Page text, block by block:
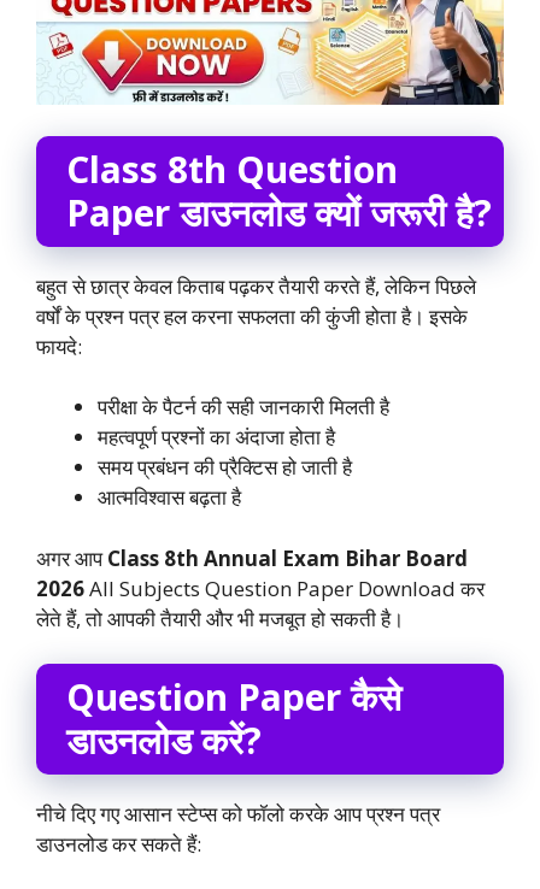
Class 8th Question
Paper डाउनलोड क्यों जरूरी है?
बहुत से छात्र केवल किताब पढ़कर तैयारी करते हैं, लेकिन पिछले
वर्षों के प्रश्न पत्र हल करना सफलता की कुंजी होता है। इसके
फायदे:
परीक्षा के पैटर्न की सही जानकारी मिलती है
महत्वपूर्ण प्रश्नों का अंदाजा होता है
समय प्रबंधन की प्रैक्टिस हो जाती है
आत्मविश्वास बढ़ता है
अगर आपClass 8th Annual Exam Bihar Board
2026All Subjects Question Paper Download कर
लेते हैं, तो आपकी तैयारी और भी मजबूत हो सकती है।
Question Paper कैसे
डाउनलोड करें?
नीचे दिए गए आसान स्टेप्स को फॉलो करके आप प्रश्न पत्र
डाउनलोड कर सकते हैं: